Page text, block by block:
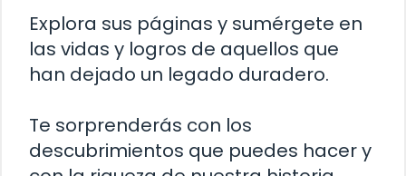
Explora sus páginas y sumérgete en
las vidas y logros de aquellos que
han dejado un legado duradero.
Te sorprenderás con los
descubrimientos que puedes hacer y